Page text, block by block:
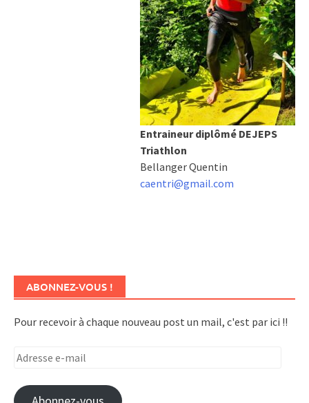
Entraineur diplômé DEJEPS
Triathlon
Bellanger Quentin
caentri@gmail.com
ABONNEZ-VOUS !
Pour recevoir à chaque nouveau post un mail, c'est par ici !!
Adresse
mail